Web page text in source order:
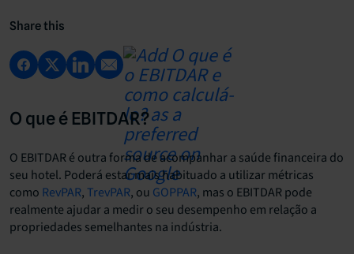
Share this
O que é EBITDAR?
O EBITDAR é outra forma de acompanhar a saúde financeira do
seu hotel. Poderá estar mais habituado a utilizar métricas
como RevPAR, TrevPAR, ou GOPPAR, mas o EBITDAR pode
realmente ajudar a medir o seu desempenho em relação a
propriedades semelhantes na indústria.